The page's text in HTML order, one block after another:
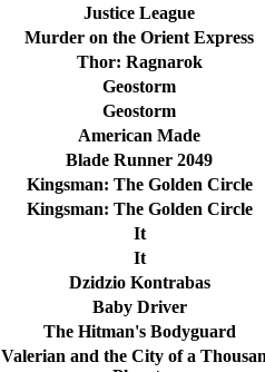
Justice League
Murder on the Orient Express
Thor: Ragnarok
Geostorm
Geostorm
American Made
Blade Runner 2049
Kingsman: The Golden Circle
Kingsman: The Golden Circle
It
It
Dzidzio Kontrabas
Baby Driver
The Hitman's Bodyguard
Valerian and the City of a